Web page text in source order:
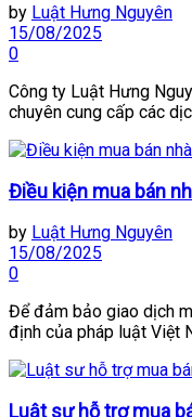
by Luật Hưng Nguyên
15/08/2025
0
Công ty Luật Hưng
chuyên cung cấp các
Điều kiện mua bán
by Luật Hưng Nguyên
15/08/2025
0
Để đảm bảo giao dịch
định của pháp luật Việt
Luật sư hỗ trợ mua